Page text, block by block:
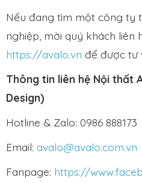
Nếu đang tìm một công ty
nghiệp, mời quý khách liên
https://avalo.vn để được tư
Thông tin liên hệ Nội thất
Design)
Hotline & Zalo: 0986 888173
Email: avalo@avalo.com.vn
Fanpage: https://